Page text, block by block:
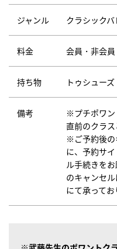
ジャンル クラシックバ
料金 会員・非会員
持ち物 トゥシューズ
備考
※プチポワン
直前のクラス
※ご予約後の
に、予約サ
ル手続きを
のキャンセ
にて承ってお